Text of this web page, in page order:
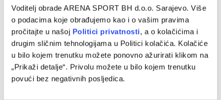
Voditelj obrade ARENA SPORT BH d.o.o. Sarajevo. Više
o podacima koje obrađujemo kao i o vašim pravima
pročitajte u našoj Politici privatnosti, a o kolačićima i
drugim sličnim tehnologijama u Politici kolačića. Kolačiće
u bilo kojem trenutku možete ponovno ažurirati klikom na
„Prikaži detalje“. Privolu možete u bilo kojem trenutku
povući bez negativnih posljedica.